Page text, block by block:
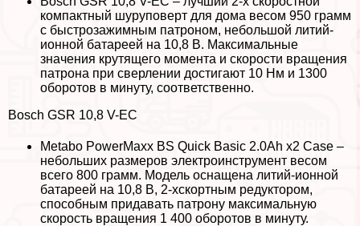
компактный шуруповерт для дома весом 950 грамм
с быстрозажимным патроном, небольшой литий-
ионной батареей на 10,8 В. Максимальные
значения крутящего момента и скорости вращения
патрона при сверлении достигают 10 Нм и 1300
оборотов в минуту, соответственно.
Bosch GSR 10,8 V-EC
Metabo PowerMaxx BS Quick Basic 2.0Ah x2 Case –
небольших размеров электроинструмент весом
всего 800 грамм. Модель оснащена литий-ионной
батареей на 10,8 В, 2-хскортным редуктором,
способным придавать патрону максимальную
скорость вращения 1 400 оборотов в минуту.